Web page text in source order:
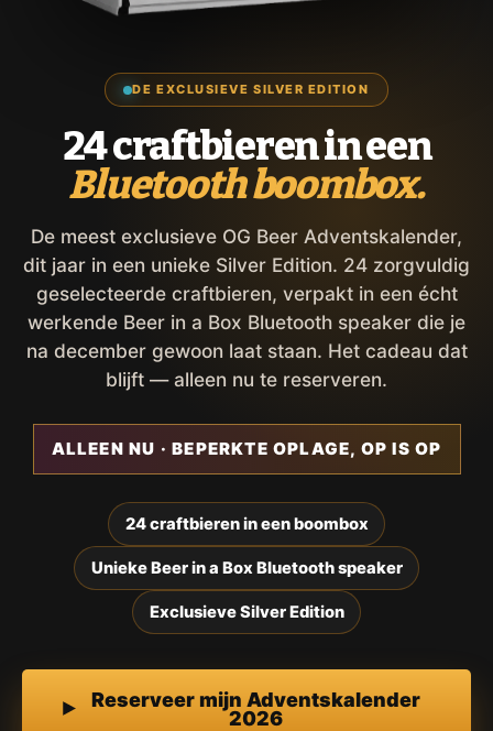
DE EXCLUSIEVE SILVER EDITION
24 craftbieren in een
Bluetooth boombox.
De meest exclusieve OG Beer Adventskalender,
dit jaar in een unieke Silver Edition. 24 zorgvuldig
geselecteerde craftbieren, verpakt in een écht
werkende Beer in a Box Bluetooth speaker die je
na december gewoon laat staan. Het cadeau dat
blijft — alleen nu te reserveren.
ALLEEN NU · BEPERKTE OPLAGE, OP IS OP
24 craftbieren in een boombox
Unieke Beer in a Box Bluetooth speaker
Exclusieve Silver Edition
Reserveer mijn Adventskalender
2026